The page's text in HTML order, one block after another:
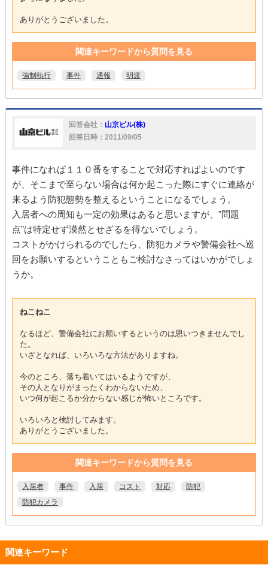
ありがとうございました。
関連キーワードから質問を見る
強制執行 事件 通報 明渡
回答会社： 山京ビル(株)
回答日時：2011/09/05
事件になれば１１０番をすることで対応すればよいのです
が、そこまで至らない場合は何か起こった際にすぐに連絡が
来るよう防犯態勢を整えるということになるでしょう。
入居者への周知も一定の効果はあると思いますが、”問題
点”は特定せず漠然とせざるを得ないでしょう。
コストがかけられるのでしたら、防犯カメラや警備会社へ巡
回をお願いするということもご検討なさってはいかがでしょ
うか。
ねこねこ
なるほど、警備会社にお願いするというのは思いつきませんでし
た。
いざとなれば、いろいろな方法がありますね。
今のところ、落ち着いてはいるようですが、
その人となりがまったくわからないため、
いつ何が起こるか分からない感じが怖いところです。
いろいろと検討してみます。
ありがとうございました。
関連キーワードから質問を見る
入居者 事件 入居 コスト 対応
防犯
防犯カメラ
関連キーワード